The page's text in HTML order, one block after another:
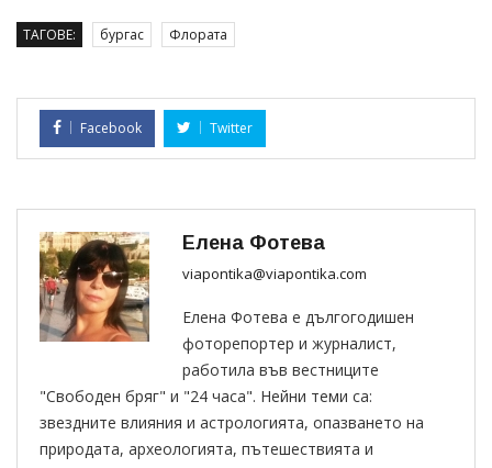
ТАГОВЕ: бургас Флората
Facebook Twitter
Елена Фотева
viapontika@viapontika.com
Елена Фотева е дългогодишен
фоторепортер и журналист,
работила във вестниците
"Свободен бряг" и "24 часа". Нейни теми са:
звездните влияния и астрологията, опазването на
природата, археологията, пътешествията и